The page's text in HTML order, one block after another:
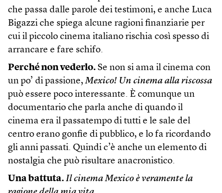
che passa dalle parole dei testimoni, e anche Luca
Bigazzi che spiega alcune ragioni finanziarie per
cui il piccolo cinema italiano rischia così spesso di
arrancare e fare schifo.
Perché non vederlo. Se non si ama il cinema con
un po’ di passione,Mexico! Un cinema alla riscossa
può essere poco interessante. È comunque un
documentario che parla anche di quando il
cinema era il passatempo di tutti e le sale del
centro erano gonfie di pubblico, e lo fa ricordando
gli anni passati. Quindi c’è anche un elemento di
nostalgia che può risultare anacronistico.
Una battuta. Il cinema Mexico è veramente la